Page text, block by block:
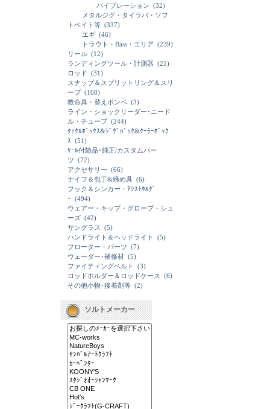
バイブレーション (32)
メタルジグ・タイラバ・ソフ
トベイト等 (337)
エギ (46)
トラウト・Bass・エリア (239)
リール (12)
ランディングツール・計測器 (21)
ロッド (31)
スナップ＆スプリットリング＆スリ
ーブ (108)
救命具・替えボンベ (3)
ライン・ショックリーダー･ニード
ル・チューブ (244)
ﾀｯｸﾙﾎﾞｯｸｽ&ｼﾞｸﾞﾊﾞｯｸ&ｸｰﾗｰﾎﾞｯｸ
ｽ (51)
ﾘｰﾙ付随品･純正/カスタムパー
ツ (72)
アクセサリー (66)
ナイフ＆包丁&締め具 (6)
フック＆シンカー・ｱｼｽﾄﾎﾙﾀﾞ
ｰ (494)
ウェアー・キップ・グローブ・シュ
ーズ (42)
サングラス
(5)
ハンドライト＆ヘッドライト
(5)
フローター・パーツ (7)
ウェーダー･補修材 (5)
ファイティングベルト
(3)
ロッドホルダー＆ロッドケース
(6)
その他小物･接着剤等 (2)
ソルトメーカー